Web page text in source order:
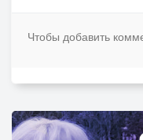
Чтобы добавить